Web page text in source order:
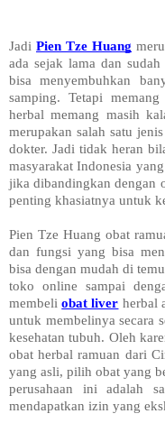
Jadi Pien Tze Huang
ada sejak lama dan
bisa menyembuhkan
samping. Tetapi
herbal memang masih
merupakan salah satu
dokter. Jadi tidak heran
masyarakat Indonesia
jika dibandingkan dengan
penting khasiatnya untuk
Pien Tze Huang obat
dan fungsi yang bisa
bisa dengan mudah di
toko online sampai
membeli obat liver herbal
untuk membelinya secara
kesehatan tubuh. Oleh
obat herbal ramuan dari
yang asli, pilih obat yang
perusahaan ini adalah
mendapatkan izin yang